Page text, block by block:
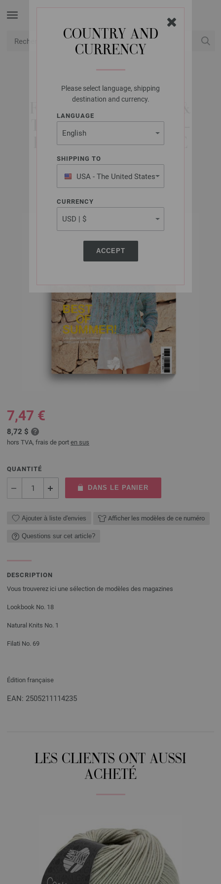
COUNTRY AND
CURRENCY
Please select language, shipping
destination and currency.
LANGUAGE
SHIPPING TO
USA - The United States
of America
CURRENCY
ACCEPT
LANA GROSSA
FILATI CROCHETER &
TRICOTER NO. 31/71 -
ÉDITION FRANÇAISE
7,47 €
8,72 $
hors TVA, frais de port en sus
QUANTITÉ
DANS LE PANIER
Ajouter à liste d'envies Afficher les modèles de ce numéro
Questions sur cet article?
DESCRIPTION
Vous trouverez ici une sélection de modèles des magazines
Lookbook No. 18
Natural Knits No. 1
Filati No. 69
Édition française
EAN: 2505211114235
LES CLIENTS ONT AUSSI
ACHETÉ